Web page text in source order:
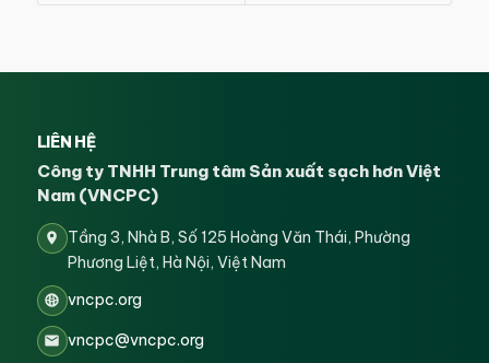
LIÊN HỆ
Công ty TNHH Trung tâm Sản xuất sạch hơn Việt
Nam (VNCPC)
Tầng 3, Nhà B, Số 125 Hoàng Văn Thái, Phường
Phương Liệt, Hà Nội, Việt Nam
vncpc.org
vncpc@vncpc.org